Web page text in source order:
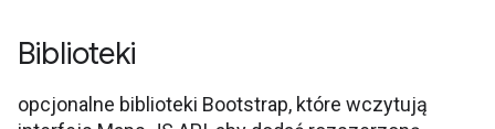
Biblioteki
opcjonalne biblioteki Bootstrap, które wczytują